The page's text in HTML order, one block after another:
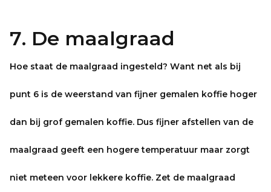
7. De maalgraad
Hoe staat de maalgraad ingesteld? Want net als bij
punt 6 is de weerstand van fijner gemalen koffie hoger
dan bij grof gemalen koffie. Dus fijner afstellen van de
maalgraad geeft een hogere temperatuur maar zorgt
niet meteen voor lekkere koffie. Zet de maalgraad